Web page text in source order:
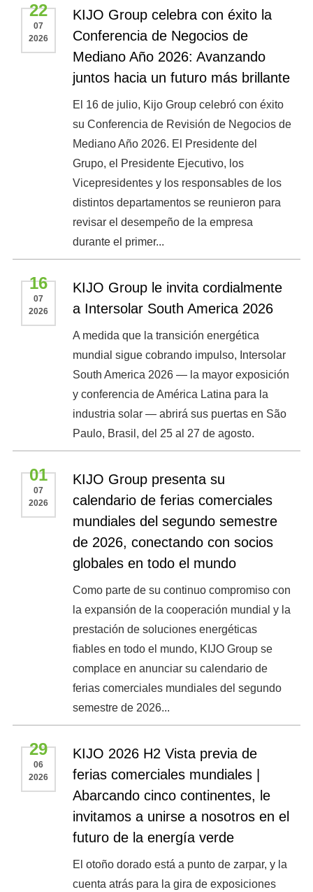
22
07
2026
KIJO Group celebra con éxito la
Conferencia de Negocios de
Mediano Año 2026: Avanzando
juntos hacia un futuro más brillante
El 16 de julio, Kijo Group celebró con éxito
su Conferencia de Revisión de Negocios de
Mediano Año 2026. El Presidente del
Grupo, el Presidente Ejecutivo, los
Vicepresidentes y los responsables de los
distintos departamentos se reunieron para
revisar el desempeño de la empresa
durante el primer...
16
07
2026
KIJO Group le invita cordialmente
a Intersolar South America 2026
A medida que la transición energética
mundial sigue cobrando impulso, Intersolar
South America 2026 — la mayor exposición
y conferencia de América Latina para la
industria solar — abrirá sus puertas en São
Paulo, Brasil, del 25 al 27 de agosto.
01
07
2026
KIJO Group presenta su
calendario de ferias comerciales
mundiales del segundo semestre
de 2026, conectando con socios
globales en todo el mundo
Como parte de su continuo compromiso con
la expansión de la cooperación mundial y la
prestación de soluciones energéticas
fiables en todo el mundo, KIJO Group se
complace en anunciar su calendario de
ferias comerciales mundiales del segundo
semestre de 2026...
29
06
2026
KIJO 2026 H2 Vista previa de
ferias comerciales mundiales |
Abarcando cinco continentes, le
invitamos a unirse a nosotros en el
futuro de la energía verde
El otoño dorado está a punto de zarpar, y la
cuenta atrás para la gira de exposiciones